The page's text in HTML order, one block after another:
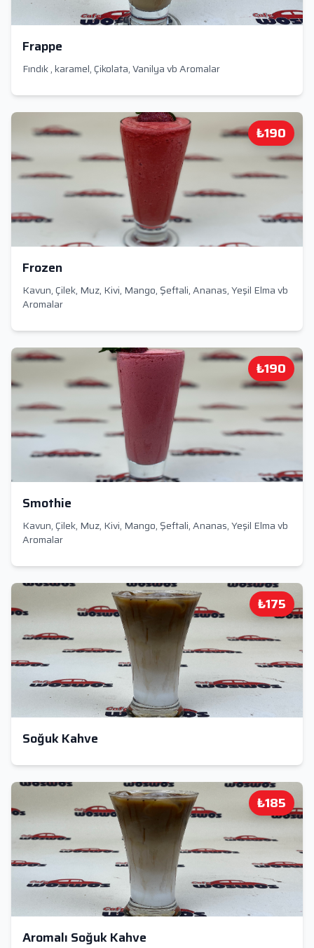
Frappe
Fındık , karamel, Çikolata, Vanilya vb Aromalar
₺190
Frozen
Kavun, Çilek, Muz, Kivi, Mango, Şeftali, Ananas, Yeşil Elma vb
Aromalar
₺190
Smothie
Kavun, Çilek, Muz, Kivi, Mango, Şeftali, Ananas, Yeşil Elma vb
Aromalar
₺175
Soğuk Kahve
₺185
Aromalı Soğuk Kahve